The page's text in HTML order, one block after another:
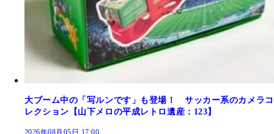
大ブーム中の「写ルンです」も登場！ サッカー系のカメラコ
レクション【山下メロの平成レトロ遺産：123】
2026年08月05日 17:00